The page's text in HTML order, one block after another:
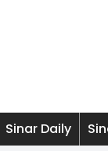
Sinar Daily